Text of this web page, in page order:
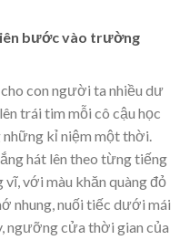
bước vào trường
con người ta nhiều dư
trái tim mỗi cô cậu học
kỉ niệm một thời.
hát lên theo từng tiếng
với màu khăn quàng đỏ
nhung, nuối tiếc dưới mái
ngưỡng cửa thời gian của